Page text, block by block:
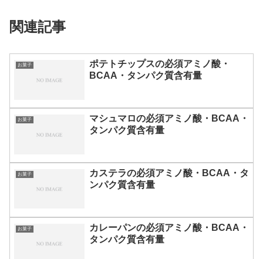
関連記事
お菓子
ポテトチップスの必須アミノ酸・
BCAA・タンパク質含有量
お菓子
マシュマロの必須アミノ酸・BCAA・
タンパク質含有量
お菓子
カステラの必須アミノ酸・BCAA・タ
ンパク質含有量
お菓子
カレーパンの必須アミノ酸・BCAA・
タンパク質含有量